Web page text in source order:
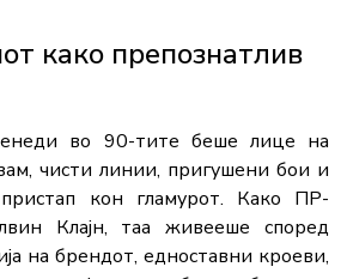
како препознатлив
во 90-тите беше лице на
чисти линии, пригушени бои и
кон гламурот. Како ПР-
Клајн, таа живееше според
на брендот, едноставни кроеви,